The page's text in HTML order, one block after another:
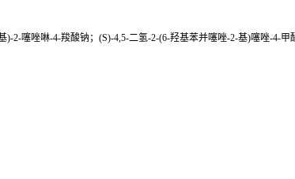
2-噻唑啉-4-羧酸钠；(S)-4,5-二氢-2-(6-羟基苯并噻唑-2-基)噻唑-4-甲